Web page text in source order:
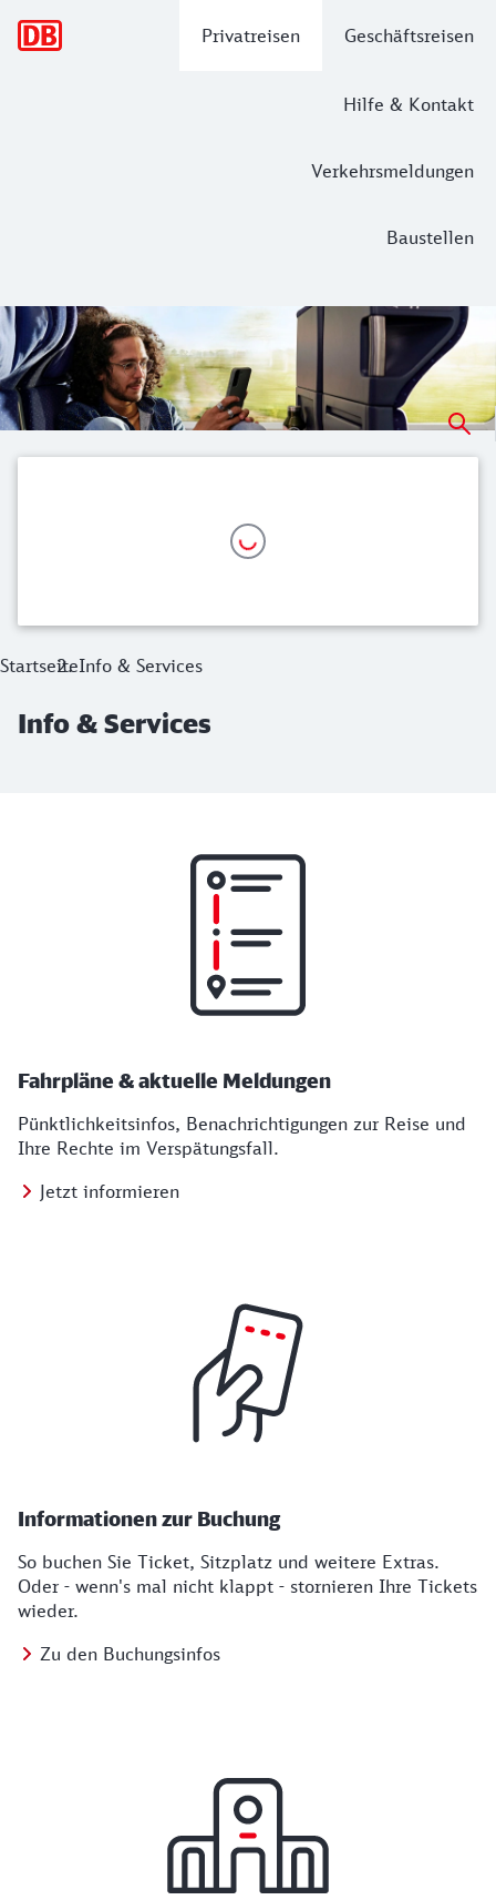
Privatreisen Geschäftsreisen
Hilfe & Kontakt
Verkehrsmeldungen
Baustellen
Info & Services
StartseiteInfo & Services
Info & Services
Fahrpläne & aktuelle Meldungen
Pünktlichkeitsinfos, Benachrichtigungen zur Reise und
Ihre Rechte im Verspätungsfall.
Jetzt informieren
Informationen zur Buchung
So buchen Sie Ticket, Sitzplatz und weitere Extras.
Oder - wenn's mal nicht klappt - stornieren Ihre Tickets
wieder.
Zu den Buchungsinfos